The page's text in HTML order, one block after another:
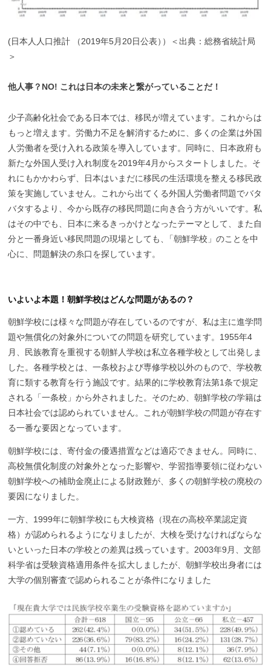
(日本人人口推計 （2019年5月20日公表） ）＜出典：総務省統計局
＞
他人事？NO! これは日本の未来と繋がっていることだ！
少子高齢化社会である日本では、移民が増えています。これからは
もっと増えます。労働力不足を解消するために、多くの企業は外国
人労働者を受け入れる政策を導入しています。同時に、日本政府も
新たな外国人受け入れ制度を2019年4月からスタートしました。そ
れにもかかわらず、日本はいまだに移民の生活環境を整える移民政
策を実施していません。これから出てくる外国人労働者問題でバタ
バタするより、今から既存の移民問題に向き合う方がいいです。私
はその中でも、日本に来るきっかけとなったテーマとして、また自
分と一番身近い移民問題の現場としても
「朝鮮学校」のことを中
心に、問題解決の糸口を探しています。
いよいよ本題！朝鮮学校はどんな問題があるの？
朝鮮学校には様々な問題が存在しているのですが、私は主に進学問
題や無償化の対象外についての問題を研究しています。1955年4
月、民族教育を重視する朝鮮人学校は私立各種学校として出発しま
した。各種学校とは、一条校および専修学校以外のもので、学校教
育に類する教育を行う施設です。結果的に学校教育法第1条で規定
される「一条校」から外されました。そのため、朝鮮学校の学籍は
日本社会では認められていません。これが朝鮮学校の問題が存在す
る一番な要因となっています。
朝鮮学校には、寄付金の優遇措置などは適応できません。同時に、
高校無償化制度の対象外となった影響や、学習指導要領に従わない
朝鮮学校への補助金廃止による財政難が、多くの朝鮮学校の廃校の
要因になりました。
一方、1999年に朝鮮学校にも大検資格（現在の高校卒業認定資
格）が認められるようになりましたが、大検を受けなければならな
いといった日本の学校との差異は残っています。2003年9月、文部
科学省は受験資格適用条件を拡大しましたが、朝鮮学校出身者には
大学の個別審査で認められることが条件になりました